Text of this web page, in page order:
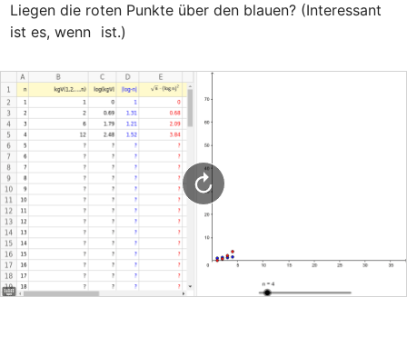
Anmelden
Liegen die roten Punkte über den blauen? (Interessant
ist es, wenn ist.)